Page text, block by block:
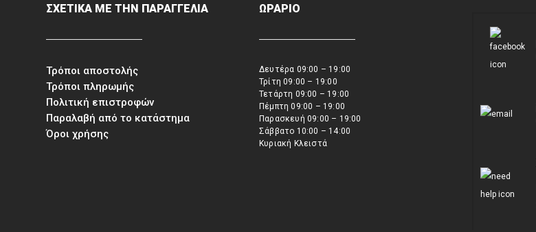
ΣΧΕΤΙΚΑ ΜΕ ΤΗΝ ΠΑΡΑΓΓΕΛΙΑ
Τρόποι αποστολής
Τρόποι πληρωμής
Πολιτική επιστροφών
Παραλαβή από το κατάστημα
Όροι χρήσης
ΩΡΑΡΙΟ
Δευτέρα 09:00 – 19:00
Τρίτη 09:00 – 19:00
Τετάρτη 09:00 – 19:00
Πέμπτη 09:00 – 19:00
Παρασκευή 09:00 – 19:00
Σάββατο 10:00 – 14:00
Κυριακή Κλειστά